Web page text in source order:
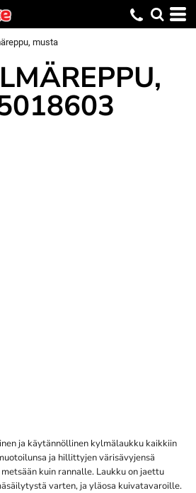
musta
ja käytännöllinen kylmälaukku kaikkiin
ja hillittyjen värisävyjensä
kuin rannalle. Laukku on jaettu
varten, ja yläosa kuivatavaroille.